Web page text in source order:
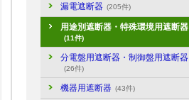
漏電遮断器 (205件)
用途別遮断器・特殊環境用遮断器
(11件)
分電盤用遮断器・制御盤用遮断器
(26件)
機器用遮断器 (43件)